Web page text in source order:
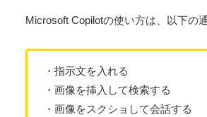
Microsoft Copilotの使い方は、以下の
・指示文を入れる
・画像を挿入して検索する
・画像をスクショして会話する